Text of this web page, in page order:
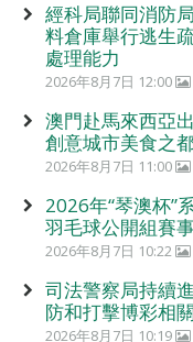
經科局聯同消防
料倉庫舉行逃生
處理能力
2026年8月7日 12:00
澳門赴馬來西亞
創意城市美食之
2026年8月7日 11:00
2026年“琴澳杯”
羽毛球公開組賽
2026年8月7日 10:22
司法警察局持續
防和打擊博彩相
2026年8月7日 10:19